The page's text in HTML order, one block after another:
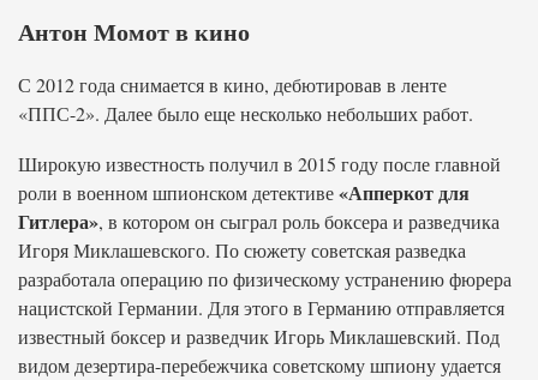
Антон Момот в кино
С 2012 года снимается в кино, дебютировав в ленте
«ППС-2». Далее было еще несколько небольших работ.
Широкую известность получил в 2015 году после главной
роли в военном шпионском детективе«Апперкот для
Гитлера», в котором он сыграл роль боксера и разведчика
Игоря Миклашевского. По сюжету советская разведка
разработала операцию по физическому устранению фюрера
нацистской Германии. Для этого в Германию отправляется
известный боксер и разведчик Игорь Миклашевский. Под
видом дезертира-перебежчика советскому шпиону удается